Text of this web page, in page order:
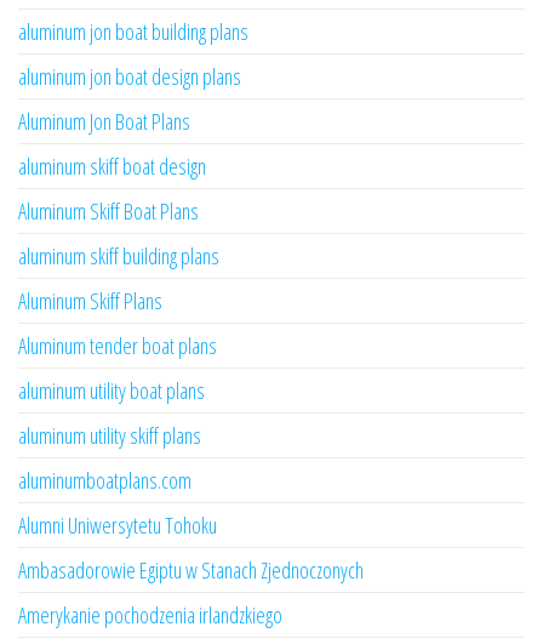
aluminum jon boat building plans
aluminum jon boat design plans
Aluminum Jon Boat Plans
aluminum skiff boat design
Aluminum Skiff Boat Plans
aluminum skiff building plans
Aluminum Skiff Plans
Aluminum tender boat plans
aluminum utility boat plans
aluminum utility skiff plans
aluminumboatplans.com
Alumni Uniwersytetu Tohoku
Ambasadorowie Egiptu w Stanach Zjednoczonych
Amerykanie pochodzenia irlandzkiego